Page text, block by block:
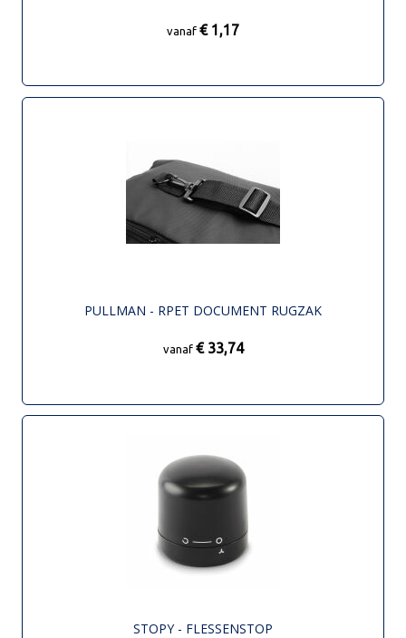
vanaf € 1,17
PULLMAN - RPET DOCUMENT RUGZAK
vanaf € 33,74
STOPY - FLESSENSTOP